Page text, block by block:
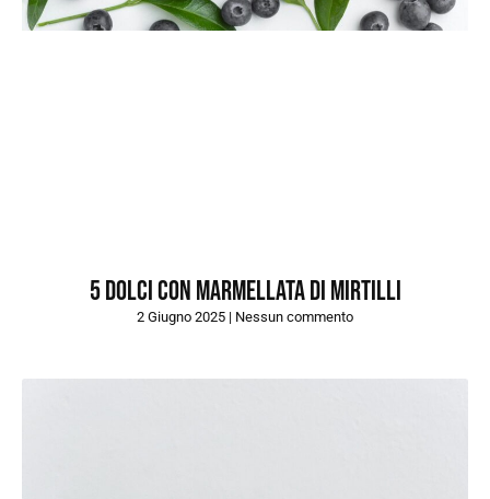
5 dolci con marmellata di mirtilli
2 Giugno 2025 Nessun commento